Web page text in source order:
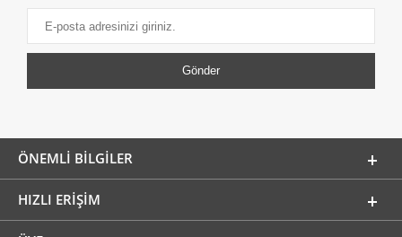
ÖNEMLI BILGILER
HIZLI ERIŞIM